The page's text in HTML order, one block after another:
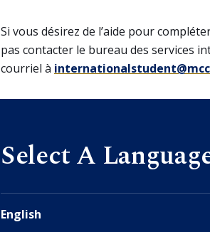
Si vous désirez de l’aide pour
pas contacter le bureau des services
courriel à
Select A
English